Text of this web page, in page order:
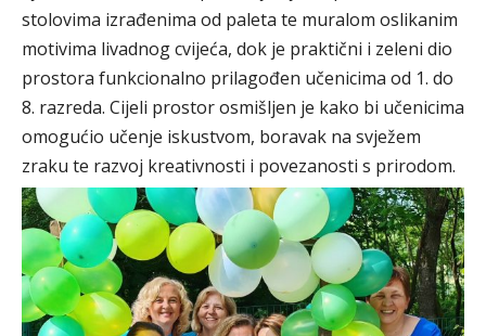
stolovima izrađenima od paleta te muralom oslikanim
motivima livadnog cvijeća, dok je praktični i zeleni dio
prostora funkcionalno prilagođen učenicima od 1. do
8. razreda. Cijeli prostor osmišljen je kako bi učenicima
omogućio učenje iskustvom, boravak na svježem
zraku te razvoj kreativnosti i povezanosti s prirodom.